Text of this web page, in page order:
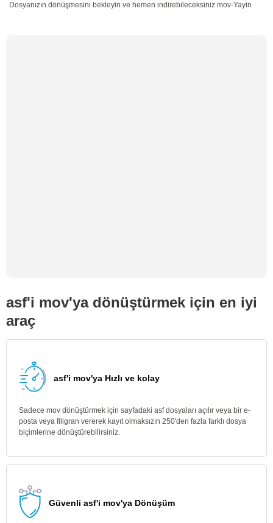
Dosyanızın dönüşmesini bekleyin ve hemen indirebileceksiniz mov-Yayin
asf'i mov'ya dönüştürmek için en iyi
araç
asf'i mov'ya Hızlı ve kolay
Sadece mov dönüştürmek için sayfadaki asf dosyaları açılır veya bir e-
posta veya filigran vererek kayıt olmaksızın 250'den fazla farklı dosya
biçimlerine dönüştürebilirsiniz.
Güvenli asf'i mov'ya Dönüşüm